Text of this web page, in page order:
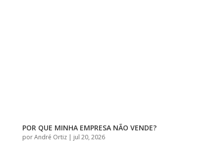
POR QUE MINHA EMPRESA NÃO VENDE?
porAndré Ortiz| jul 20, 2026